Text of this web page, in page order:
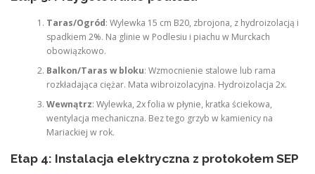
Taras/Ogród: Wylewka 15 cm B20, zbrojona, z hydroizolacją i
spadkiem 2%. Na glinie w Podlesiu i piachu w Murckach
obowiązkowo.
Balkon/Taras w bloku: Wzmocnienie stalowe lub rama
rozkładająca ciężar. Mata wibroizolacyjna. Hydroizolacja 2x.
Wewnątrz: Wylewka, 2x folia w płynie, kratka ściekowa,
wentylacja mechaniczna. Bez tego grzyb w kamienicy na
Mariackiej w rok.
Etap 4: Instalacja elektryczna z protokołem SEP